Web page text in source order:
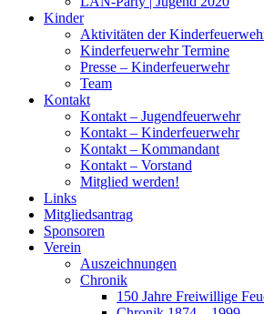
Kinder
Aktivitäten der
Kinderfeuerwehr Termine
Presse – Kinderfeuerwehr
Team
Kontakt
Kontakt – Jugendfeuerwehr
Kontakt – Kinderfeuerwehr
Kontakt – Kommandant
Kontakt – Vorstand
Mitglied werden!
Links
Mitgliedsantrag
Sponsoren
Verein
Auszeichnungen
Chronik
150 Jahre Freiwillige